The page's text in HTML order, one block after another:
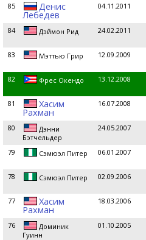
85 Денис
Лебедев
04.11.2011
84 Дэймон Рид 24.02.2011
83 Мэттью Грир 12.09.2009
82 Фрес Окендо 13.12.2008
81 Хасим
Рахман
16.07.2008
80
Дэнни
Бэтчельдер
24.05.2007
79 Сэмюэл Питер 06.01.2007
78 Сэмюэл Питер 02.09.2006
77 Хасим
Рахман
18.03.2006
76
Доминик
Гуинн
01.10.2005